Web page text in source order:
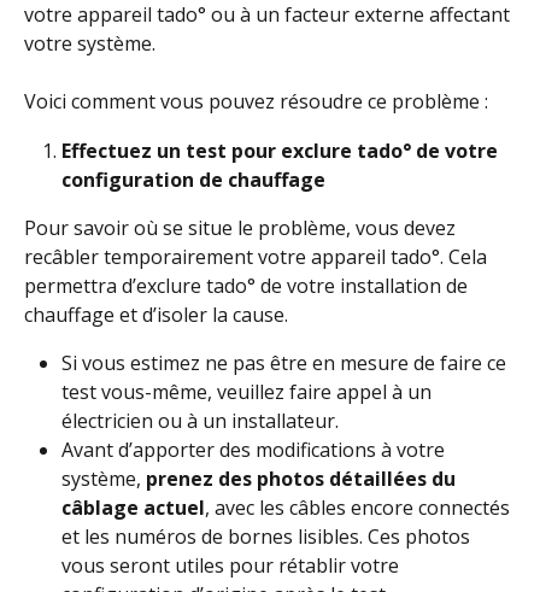
votre appareil tado° ou à un facteur externe affectant
votre système.
Voici comment vous pouvez résoudre ce problème :
Effectuez un test pour exclure tado° de votre
configuration de chauffage
Pour savoir où se situe le problème, vous devez
recâbler temporairement votre appareil tado°. Cela
permettra d’exclure tado° de votre installation de
chauffage et d’isoler la cause.
Si vous estimez ne pas être en mesure de faire ce
test vous-même, veuillez faire appel à un
électricien ou à un installateur.
Avant d’apporter des modifications à votre
système, prenez des photos détaillées du
câblage actuel, avec les câbles encore connectés
et les numéros de bornes lisibles. Ces photos
vous seront utiles pour rétablir votre